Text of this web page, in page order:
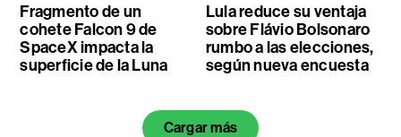
Fragmento de un
cohete Falcon 9 de
SpaceX impacta la
superficie de la Luna
Lula reduce su ventaja
sobre Flávio Bolsonaro
rumbo a las elecciones,
según nueva encuesta
Cargar más